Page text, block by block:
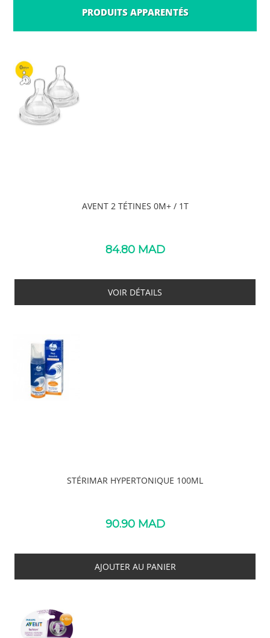
PRODUITS APPARENTÉS
AVENT 2 TÉTINES 0M+ / 1T
84.80 MAD
VOIR DÉTAILS
STÉRIMAR HYPERTONIQUE 100ML
90.90 MAD
AJOUTER AU PANIER